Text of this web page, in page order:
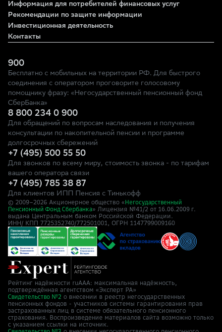
Информация для потребителей финансовых услуг
Рекомендации по защите информации
Инвестиционная деятельность
Контакты
900
Бесплатно с мобильных на территории РФ. Для быстрого
соединения с оператором проговорите голосовому
помощнику фразу: «Негосударственный пенсионный фонд
СберБанка»
8 800 234 0 900
Для обращений по вопросам наследования и получения
консультации по накопительной пенсии и программе
долгосрочных сбережений
+7 (495) 500 55 50
Для звонков по всему миру, стоимость звонка - по тарифам
вашего оператора связи
+7 (495) 785 38 87
Для клиентов ИПП Пенсия с Тинькофф
© 2009–2026 Акционерное общество « Негосударственный
Пенсионный Фонд Сбербанка» Лицензия №41/2 от 16.06.2009 г.
выдана Центральным банком Российской Федерации.
ИНН/ КПП 7725352740/772501001, ОГРН 1147799009160
Рейтинг надёжности ruAAA: максимальная надёжность,
подтверждённая агентством «Эксперт РА»
Свидетельство №2 о внесении в реестр негосударственных
пенсионных фондов - участников системы гарантирования прав
застрахованных лиц в системе обязательного пенсионного
страхования. Воспроизведение материалов сайта возможно только
с указанием ссылки на источник.